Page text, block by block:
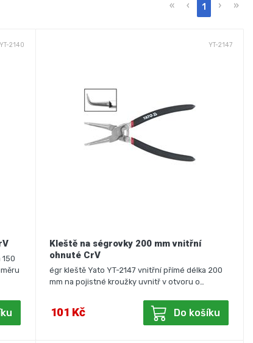
« ‹ 1 › »
YT-2140 YT-2147
Kleště na ségrovky 200 mm vnitřní
ohnuté CrV
égr kleště Yato YT-2147 vnitřní přímé délka 200
mm na pojistné kroužky uvnitř v otvoru o…
101 Kč Do košíku